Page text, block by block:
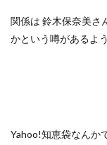
関係は 鈴木保奈美さ
かという噂があるよ
Yahoo!知恵袋なんか